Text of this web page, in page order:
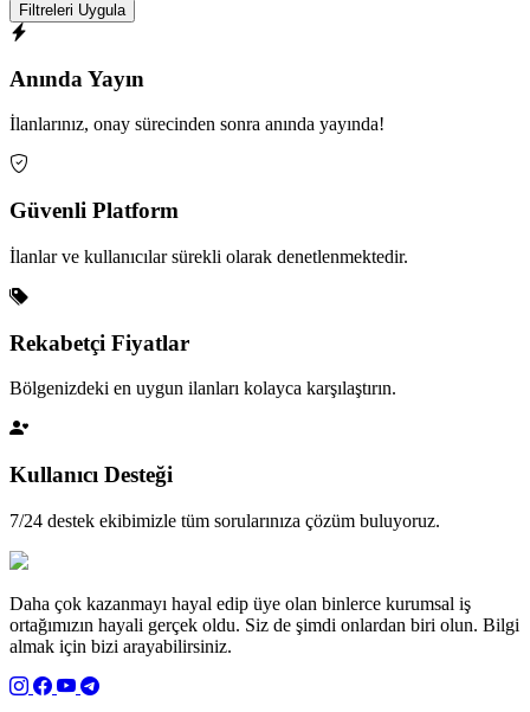
Filtreleri Uygula
Anında Yayın
İlanlarınız, onay sürecinden sonra anında yayında!
Güvenli Platform
İlanlar ve kullanıcılar sürekli olarak denetlenmektedir.
Rekabetçi Fiyatlar
Bölgenizdeki en uygun ilanları kolayca karşılaştırın.
Kullanıcı Desteği
7/24 destek ekibimizle tüm sorularınıza çözüm buluyoruz.
Daha çok kazanmayı hayal edip üye olan binlerce kurumsal iş
ortağımızın hayali gerçek oldu. Siz de şimdi onlardan biri olun. Bilgi
almak için bizi arayabilirsiniz.